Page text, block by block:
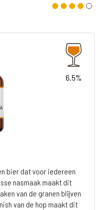
6.5%
bier dat voor iedereen
nasmaak maakt dit
van de granen blijven
van de hop maakt dit